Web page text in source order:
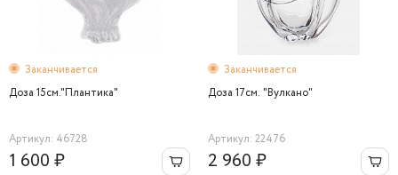
Заканчивается
Доза 15см."Плантика"
Артикул: 46728
1 600 ₽
Заканчивается
Доза 17см. "Вулкано"
Артикул: 22476
2 960 ₽